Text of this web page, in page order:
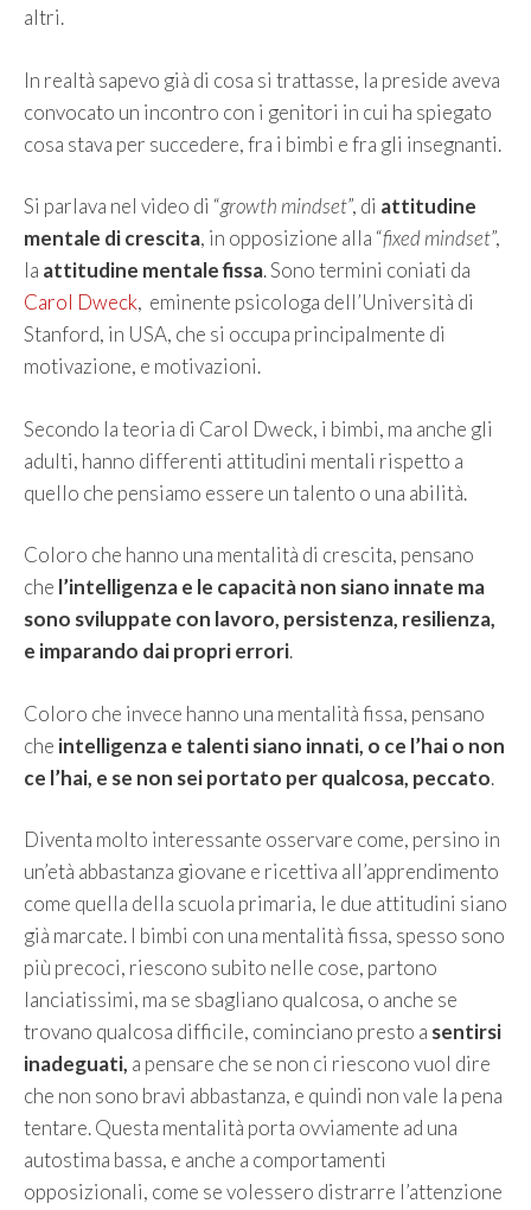
altri.
In realtà sapevo già di cosa si trattasse, la preside aveva
convocato un incontro con i genitori in cui ha spiegato
cosa stava per succedere, fra i bimbi e fra gli insegnanti.
Si parlava nel video di “growth mindset”, di attitudine
mentale di crescita, in opposizione alla “fixed mindset”,
la attitudine mentale fissa. Sono termini coniati da
Carol Dweck, eminente psicologa dell’Università di
Stanford, in USA, che si occupa principalmente di
motivazione, e motivazioni.
Secondo la teoria di Carol Dweck, i bimbi, ma anche gli
adulti, hanno differenti attitudini mentali rispetto a
quello che pensiamo essere un talento o una abilità.
Coloro che hanno una mentalità di crescita, pensano
che l’intelligenza e le capacità non siano innate ma
sono sviluppate con lavoro, persistenza, resilienza,
e imparando dai propri errori.
Coloro che invece hanno una mentalità fissa, pensano
che intelligenza e talenti siano innati, o ce l’hai o non
ce l’hai, e se non sei portato per qualcosa, peccato.
Diventa molto interessante osservare come, persino in
un’età abbastanza giovane e ricettiva all’apprendimento
come quella della scuola primaria, le due attitudini siano
già marcate. I bimbi con una mentalità fissa, spesso sono
più precoci, riescono subito nelle cose, partono
lanciatissimi, ma se sbagliano qualcosa, o anche se
trovano qualcosa difficile, cominciano presto a sentirsi
inadeguati, a pensare che se non ci riescono vuol dire
che non sono bravi abbastanza, e quindi non vale la pena
tentare. Questa mentalità porta ovviamente ad una
autostima bassa, e anche a comportamenti
opposizionali, come se volessero distrarre l’attenzione